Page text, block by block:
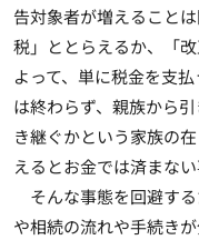
告対象者が増えること
税」ととらえるか、「
よって、単に税金を支
は終わらず、親族から
き継ぐかという家族の
えるとお金では済まな
そんな事態を回避す
や相続の流れや手続き